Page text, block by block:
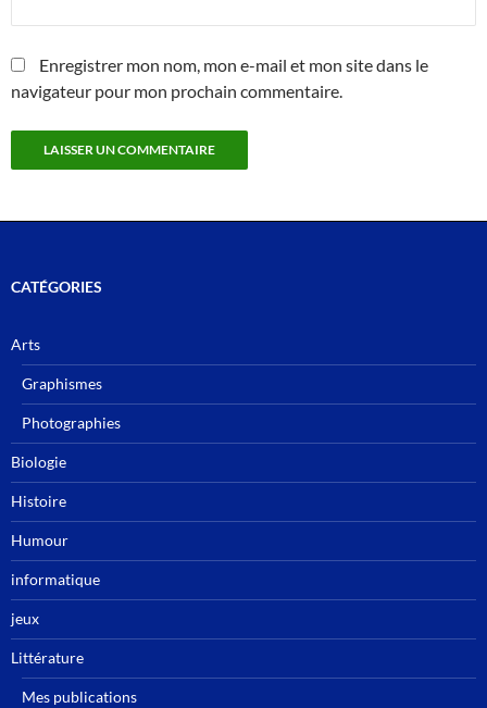
Enregistrer mon nom, mon e-mail et mon site dans le
navigateur pour mon prochain commentaire.
CATÉGORIES
Arts
Graphismes
Photographies
Biologie
Histoire
Humour
informatique
jeux
Littérature
Mes publications